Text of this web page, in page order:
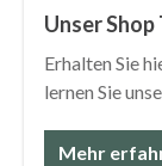
Unser Shop
Erhalten Sie
lernen Sie
Mehr